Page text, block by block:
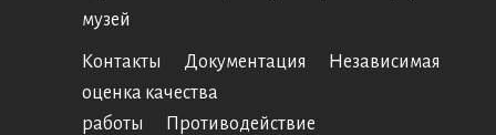
музей
Контакты Документация
Независимая
оценка качества
работы
Противодействие